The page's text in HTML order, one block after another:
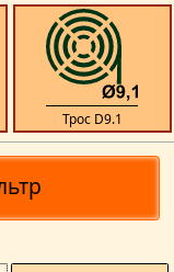
Трос D9.1